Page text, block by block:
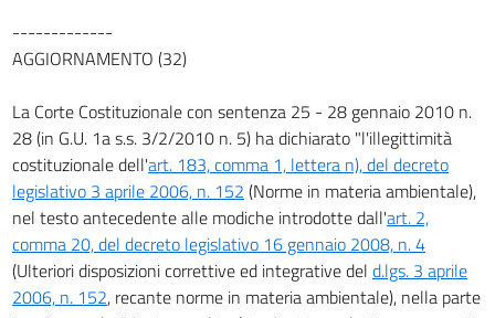
SANZIONI AMMINISTRATIVE
134
135
136
CAPO II
SANZIONI PENALI
137
138
-------------
AGGIORNAMENTO (32)
La Corte Costituzionale con sentenza 25 - 28 gennaio 2010 n.
28 (in G.U. 1a s.s. 3/2/2010 n. 5) ha dichiarato "l'illegittimità
costituzionale dell'art. 183, comma 1, lettera n), del decreto
legislativo 3 aprile 2006, n. 152 (Norme in materia ambientale),
nel testo antecedente alle modiche introdotte dall'art. 2,
comma 20, del decreto legislativo 16 gennaio 2008, n. 4
(Ulteriori disposizioni correttive ed integrative del d.lgs. 3 aprile
2006, n. 152, recante norme in materia ambientale), nella parte